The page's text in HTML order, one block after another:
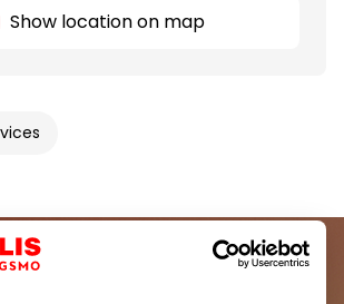
Show location on map
our community